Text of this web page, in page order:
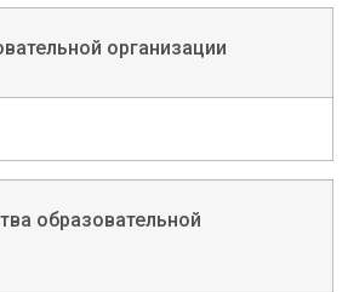
организации
образовательной